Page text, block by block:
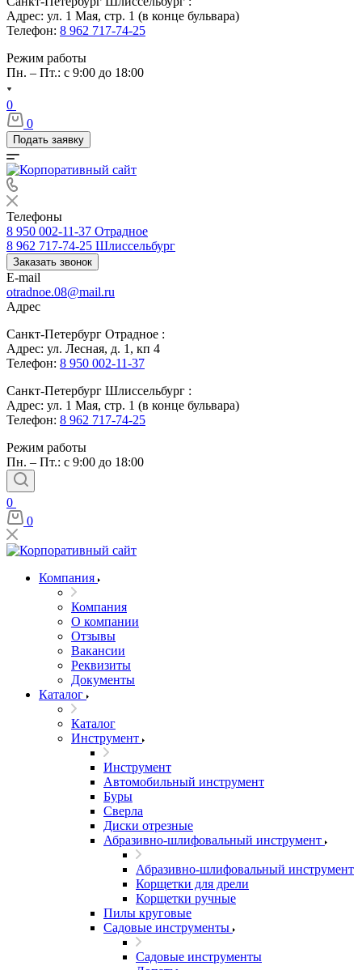
Адрес: ул. 1 Мая, стр. 1 (в конце бульвара)
Телефон: 8 962 717-74-25
Режим работы
Пн. – Пт.: с 9:00 до 18:00
0
0
Подать заявку
Телефоны
8 950 002-11-37 Отрадное
8 962 717-74-25 Шлиссельбург
Заказать звонок
E-mail
otradnoe.08@mail.ru
Адрес
Санкт-Петербург Отрадное :
Адрес: ул. Лесная, д. 1, кп 4
Телефон: 8 950 002-11-37
Санкт-Петербург Шлиссельбург :
Адрес: ул. 1 Мая, стр. 1 (в конце бульвара)
Телефон: 8 962 717-74-25
Режим работы
Пн. – Пт.: с 9:00 до 18:00
0
0
Компания
Компания
О компании
Отзывы
Вакансии
Реквизиты
Документы
Каталог
Каталог
Инструмент
Инструмент
Автомобильный инструмент
Буры
Сверла
Диски отрезные
Абразивно-шлифовальный инструмент
Абразивно-шлифовальный инструмент
Корщетки для дрели
Корщетки ручные
Пилы круговые
Садовые инструменты
Садовые инструменты